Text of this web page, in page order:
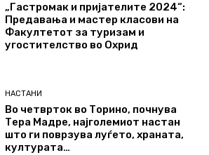
„Гастромак и пријателите 2024“:
Предавања и мастер класови на
Факултетот за туризам и
угостителство во Охрид
НАСТАНИ
Во четврток во Торино, почнува
Тера Мадре, најголемиот настан
што ги поврзува луѓето, храната,
културата…